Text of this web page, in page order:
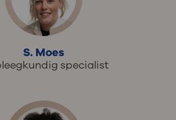
S. Moes
specialist